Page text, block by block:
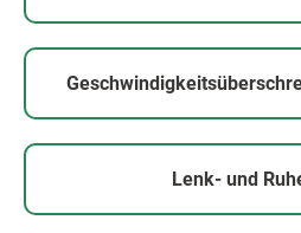
Lenk- und